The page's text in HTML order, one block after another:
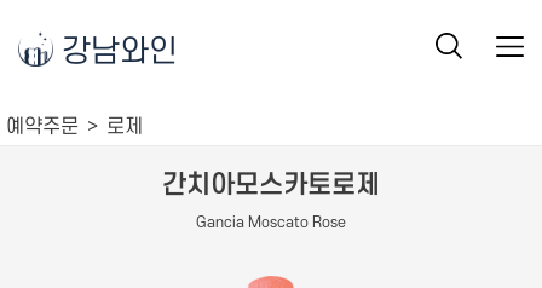
강남와인
예약주문 로제
간치아모스카토로제
Gancia Moscato Rose